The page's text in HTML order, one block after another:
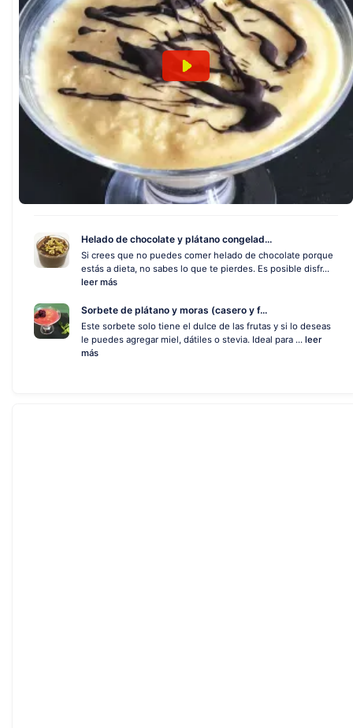
Helado de chocolate y plátano congelad...
Si crees que no puedes comer helado de chocolate porque
estás a dieta, no sabes lo que te pierdes. Es posible disfr...
leer más
Sorbete de plátano y moras (casero y f...
Este sorbete solo tiene el dulce de las frutas y si lo deseas
le puedes agregar miel, dátiles o stevia. Ideal para ... leer
más